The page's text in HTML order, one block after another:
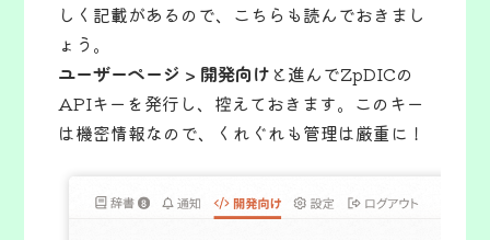
しく記載があるので、こちらも読んでおきまし
ょう。
ユーザーページ > 開発向け と進んでZpDICの
APIキーを発行し、控えておきます。このキー
は機密情報なので、くれぐれも管理は厳重に！